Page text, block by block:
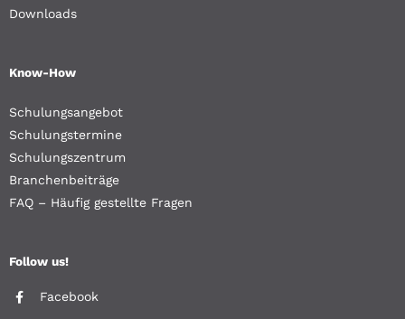
Downloads
Know-How
Schulungsangebot
Schulungstermine
Schulungszentrum
Branchenbeiträge
FAQ – Häufig gestellte Fragen
Follow us!
Facebook